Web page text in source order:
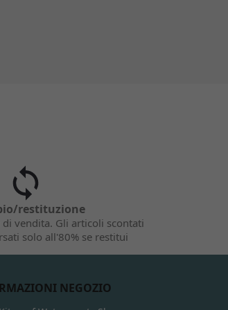
restituzione
vendita. Gli articoli scontati
solo all'80% se restitui
NEGOZIO